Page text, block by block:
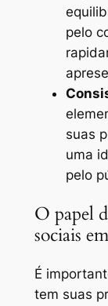
pelo
suas
uma
pelo
O papel
sociais
É
tem suas